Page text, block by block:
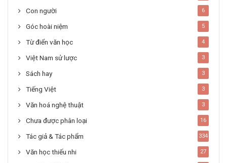
Con người 6
Góc hoài niệm 5
Từ điển văn học 4
Việt Nam sử lược 3
Sách hay 3
Tiếng Việt 3
Văn hoá nghệ thuật 3
Chưa được phân loại 16
Tác giả & Tác phẩm 334
Văn học thiếu nhi 27